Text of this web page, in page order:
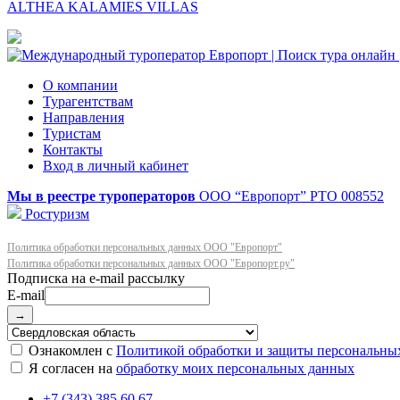
ALTHEA KALAMIES VILLAS
О компании
Турагентствам
Направления
Туристам
Контакты
Вход в личный кабинет
Мы в реестре туроператоров ООО “Европорт” РТО 008552
Ростуризм
Политика обработки персональных данных ООО "Европорт"
Политика обработки персональных данных ООО "Европорт.ру"
E-mail
→
Ознакомлен с Политикой обработки и защиты
Я согласен на обработку моих персональных данных